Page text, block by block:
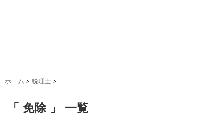
ホーム > 税理士 >
「 免除 」 一覧